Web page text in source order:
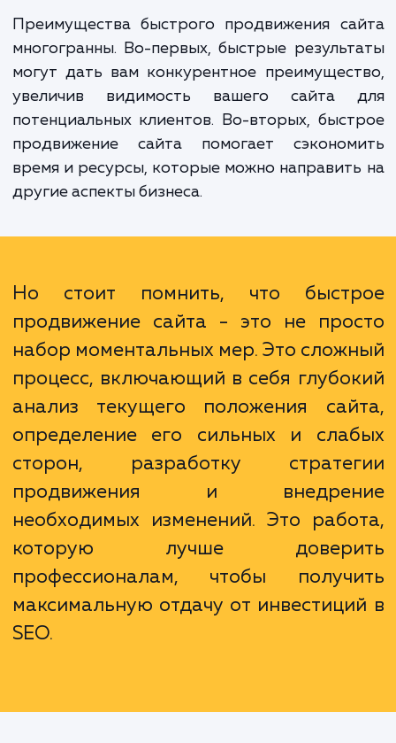
потенциальных клиентов в короткие сроки.
дает преимущества в виде увеличения
целевого трафика и,
повышения прибыльности бизнеса.
Преимущества быстрого продвижения
многогранны. Во-первых, быстрые
могут дать вам конкурентное
увеличив видимость вашего сайта
продвижение сайта помогает
время и ресурсы, которые можно
другие аспекты бизнеса.
Но стоит помнить, что
продвижение сайта - это не
набор моментальных мер. Это
процесс, включающий в себя
анализ текущего положения
определение его сильных и
сторон, разработку